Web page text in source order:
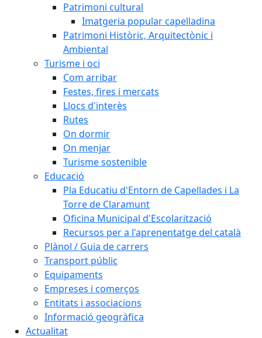
Patrimoni cultural
Imatgeria popular capelladina
Patrimoni Històric, Arquitectònic i
Ambiental
Turisme i oci
Com arribar
Festes, fires i mercats
Llocs d'interès
Rutes
On dormir
On menjar
Turisme sostenible
Educació
Pla Educatiu d'Entorn de Capellades i La
Torre de Claramunt
Oficina Municipal d'Escolarització
Recursos per a l'aprenentatge del català
Plànol / Guia de carrers
Transport públic
Equipaments
Empreses i comerços
Entitats i associacions
Informació geogràfica
Actualitat